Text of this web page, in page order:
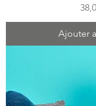
Prix
Ajouter